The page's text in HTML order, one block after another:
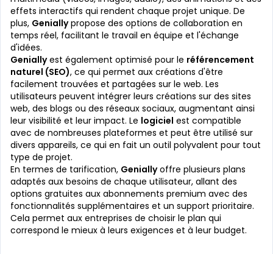
effets interactifs qui rendent chaque projet unique. De
plus, Geniallypropose des options de collaboration en
temps réel, facilitant le travail en équipe et l'échange
d'idées.
Geniallyest également optimisé pour le référencement
naturel (SEO), ce qui permet aux créations d'être
facilement trouvées et partagées sur le web. Les
utilisateurs peuvent intégrer leurs créations sur des sites
web, des blogs ou des réseaux sociaux, augmentant ainsi
leur visibilité et leur impact. Le logiciel est compatible
avec de nombreuses plateformes et peut être utilisé sur
divers appareils, ce qui en fait un outil polyvalent pour tout
type de projet.
En termes de tarification, Geniallyoffre plusieurs plans
adaptés aux besoins de chaque utilisateur, allant des
options gratuites aux abonnements premium avec des
fonctionnalités supplémentaires et un support prioritaire.
Cela permet aux entreprises de choisir le plan qui
correspond le mieux à leurs exigences et à leur budget.